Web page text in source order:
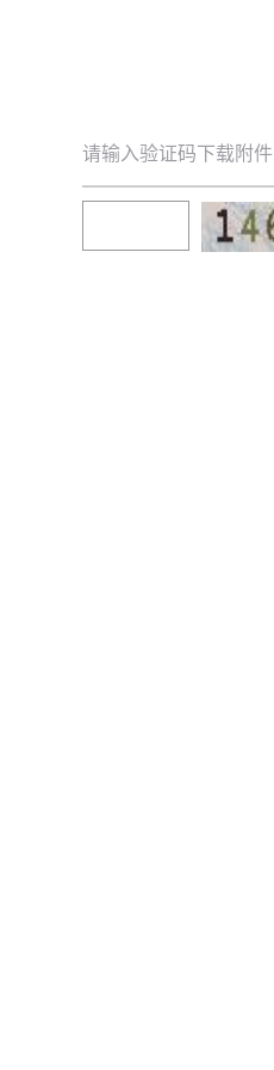
请输入验证码下载附件